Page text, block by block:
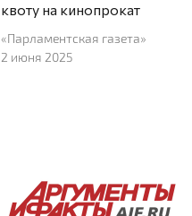
квоту на кинопрокат
«Парламентская газета»
2 июня 2025